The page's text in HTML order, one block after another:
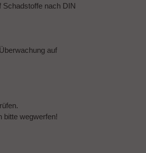
Schadstoffe nach DIN
auf
bitte wegwerfen!